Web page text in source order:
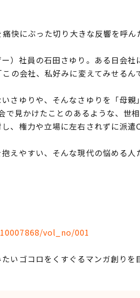
快にぶった切り大きな反響を呼ん
）社員の石田さゆり。ある日会社
の会社、私好みに変えてみせる
さゆりや、そんなさゆりを「母親
見かけたことのあるような、世
、権力や立場に左右されずに派遣
えやすい、そんな現代の悩める人
vol_no/001
ゴコロをくすぐるマンガ創りを